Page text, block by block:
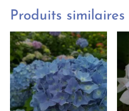
Produits similaires